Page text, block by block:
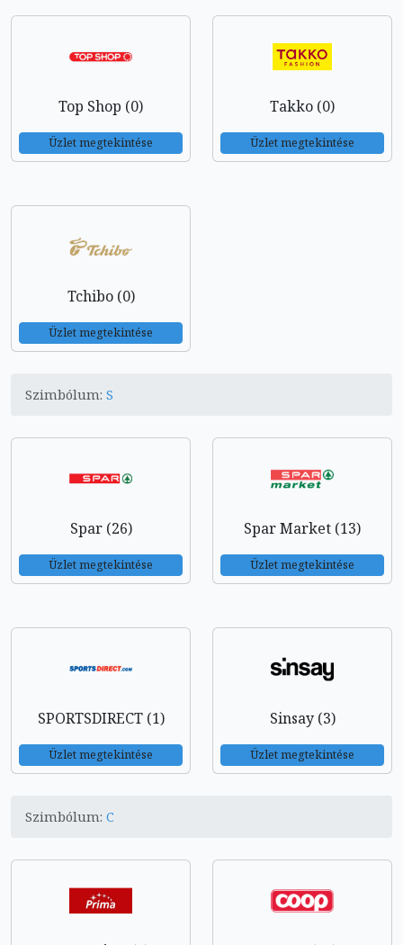
Top Shop (0)
Üzlet megtekintése
Takko (0)
Üzlet megtekintése
Tchibo (0)
Üzlet megtekintése
Szimbólum: S
Spar (26)
Üzlet megtekintése
Spar Market (13)
Üzlet megtekintése
SPORTSDIRECT (1)
Üzlet megtekintése
Sinsay (3)
Üzlet megtekintése
Szimbólum: C